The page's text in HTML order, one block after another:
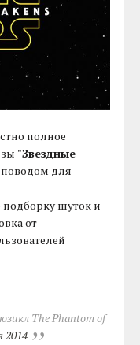
полное
"Звездные
поводом для
шуток и
от
The Phantom of
2014